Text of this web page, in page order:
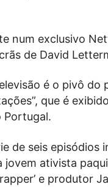
num exclusivo
de David
é o pivô do
que é
Portugal.
de seis episódios
ativista
e produtor